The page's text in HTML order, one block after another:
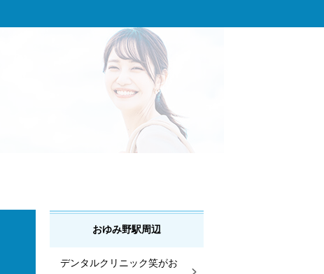
おゆみ野駅周辺
デンタルクリニック笑がお